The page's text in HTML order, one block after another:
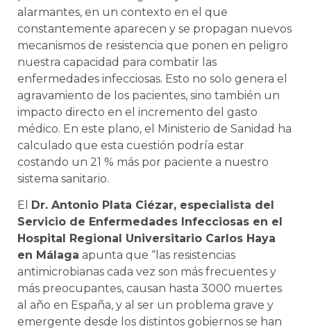
alarmantes, en un contexto en el que
constantemente aparecen y se propagan nuevos
mecanismos de resistencia que ponen en peligro
nuestra capacidad para combatir las
enfermedades infecciosas. Esto no solo genera el
agravamiento de los pacientes, sino también un
impacto directo en el incremento del gasto
médico. En este plano, el Ministerio de Sanidad ha
calculado que esta cuestión podría estar
costando un 21 % más por paciente a nuestro
sistema sanitario.
El
Dr. Antonio Plata Ciézar, especialista del
Servicio de Enfermedades Infecciosas en el
Hospital Regional Universitario Carlos Haya
en Málaga apunta que “las resistencias
antimicrobianas cada vez son más frecuentes y
más preocupantes, causan hasta 3000 muertes
al año en España, y al ser un problema grave y
emergente desde los distintos gobiernos se han